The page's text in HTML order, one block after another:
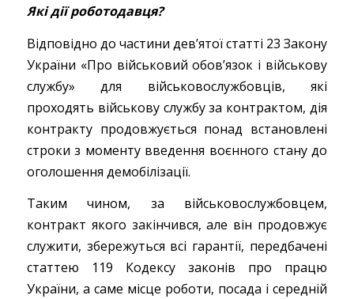
Які дії роботодавця?
Відповідно до частини дев’ятої статті 23 Закону
України «Про військовий обов’язок і військову
службу» для військовослужбовців, які
проходять військову службу за контрактом, дія
контракту продовжується понад встановлені
строки з моменту введення воєнного стану до
оголошення демобілізації.
Таким чином, за військовослужбовцем,
контракт якого закінчився, але він продовжує
служити, збережуться всі гарантії, передбачені
статтею 119 Кодексу законів про працю
України, а саме місце роботи, посада і середній